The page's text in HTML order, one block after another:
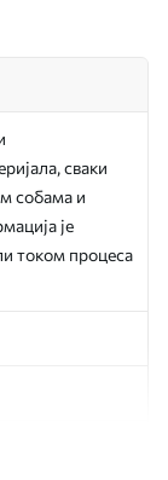
сваки
собама и
је
током процеса